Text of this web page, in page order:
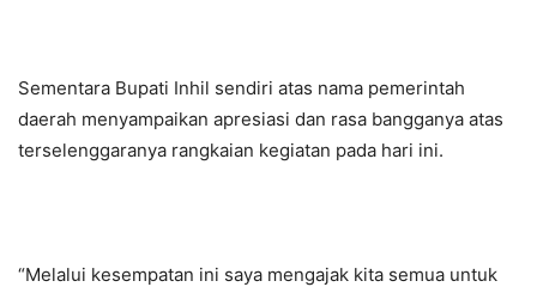
Sementara Bupati Inhil sendiri atas nama pemerintah
daerah menyampaikan apresiasi dan rasa bangganya atas
terselenggaranya rangkaian kegiatan pada hari ini.
“Melalui kesempatan ini saya mengajak kita semua untuk